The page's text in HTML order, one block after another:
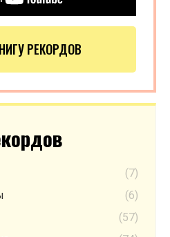
РЕКОРДОВ
(7)
(6)
(57)